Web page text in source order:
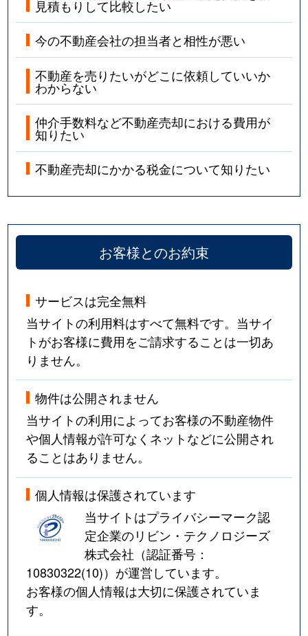
見積もりして比較したい
今の不動産会社の担当者と相性が悪い
不動産を売りたいがどこに依頼していいか
わからない
仲介手数料など不動産売却における費用が
知りたい
不動産売却にかかる税金について知りたい
お客様とのお約束
サービスは完全無料
当サイトの利用料はすべて無料です。当サイ
トがお客様に費用をご請求することは一切あ
りません。
物件は公開されません
当サイトの利用によってお客様の不動産物件
や個人情報が許可なくネットなどに公開され
ることはありません。
個人情報は保護されています
当サイトはプライバシーマーク認
定企業のリビン・テクノロジーズ
株式会社（認証番号：
10830322(10)）が運営しています。
お客様の個人情報は大切に保護されていま
す。